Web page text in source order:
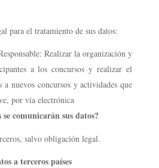
para el tratamiento de sus datos:
Realizar la organización y
a los concursos y realizar el
nuevos concursos y actividades que
por vía electrónica
comunicarán sus datos?
salvo obligación legal.
a terceros países